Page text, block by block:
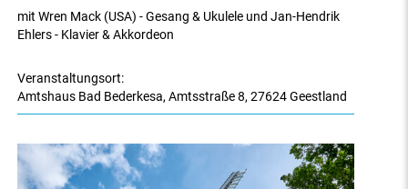
Veranstaltungsort:
Amtshaus Bad Bederkesa,Amtsstraße 8,27624 Geestland
mit Wren Mack (USA) - Gesang & Ukulele und Jan-Hendrik
Ehlers - Klavier & Akkordeon